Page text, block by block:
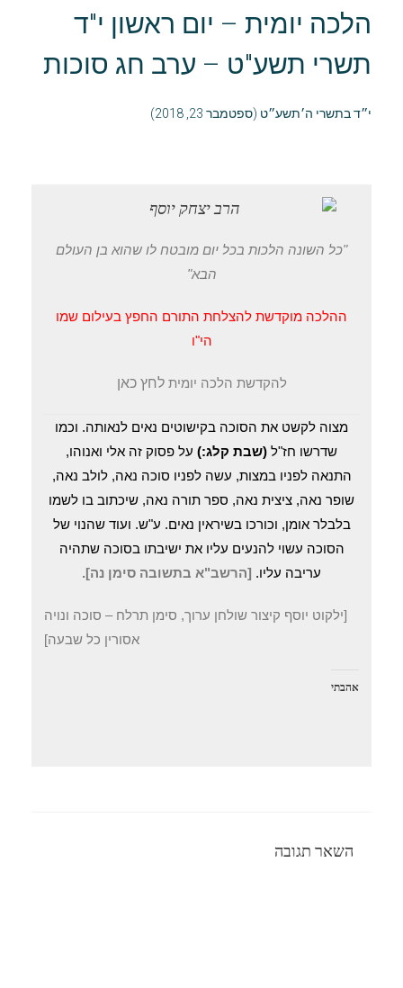
הלכה יומית – יום ראשון י"ד
תשרי תשע"ט – ערב חג סוכות
י״ד בתשרי ה׳תשע״ט (ספטמבר 23, 2018)
"כל השונה הלכות בכל יום מובטח לו שהוא בן העולם
הבא"
ההלכה מוקדשת להצלחת התורם החפץ בעילום שמו
הי"ו
להקדשת הלכה יומיתלחץ כאן
מצוה לקשט את הסוכה בקישוטים נאים לנאותה. וכמו
שדרשו חז"ל (שבת קלג:) על פסוק זה אלי ואנוהו,
התנאה לפניו במצות, עשה לפניו סוכה נאה, לולב נאה,
שופר נאה, ציצית נאה, ספר תורה נאה, שיכתוב בו לשמו
בלבלר אומן, וכורכו בשיראין נאים. ע"ש. ועוד שהנוי של
הסוכה עשוי להנעים עליו את ישיבתו בסוכה שתהיה
עריבה עליו. [הרשב"א בתשובה סימן נה].
[ילקוט יוסף קיצור שולחן ערוך, סימן תרלח – סוכה ונויה
אסורין כל שבעה]
אהבתי
השאר תגובה